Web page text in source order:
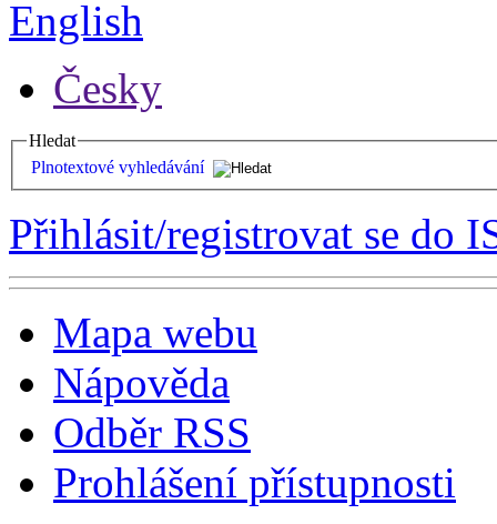
English
Česky
Hledat
Plnotextové vyhledávání
Přihlásit/registrovat se do
Mapa webu
Nápověda
Odběr RSS
Prohlášení přístupnosti